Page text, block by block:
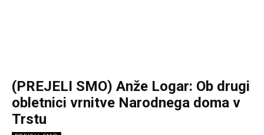
(PREJELI SMO) Anže Logar: Ob drugi
obletnici vrnitve Narodnega doma v
Trstu